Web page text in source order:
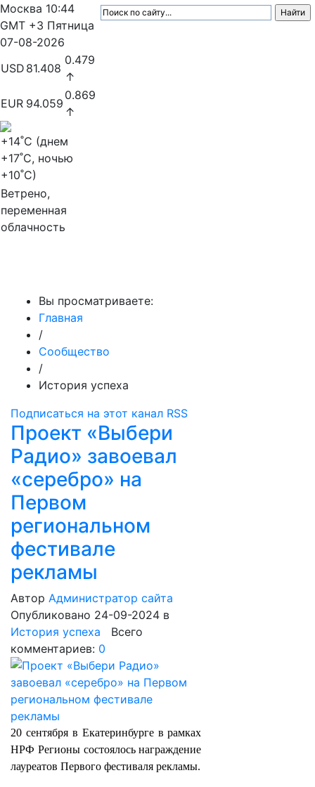
Москва 10:44
GMT +3 Пятница
07-08-2026
USD 81.408
0.479
↑
EUR 94.059
0.869
↑
+14˚C (днем
+17˚C, ночью
+10˚C)
Ветрено,
переменная
облачность
Вы просматриваете:
Главная
/
Сообщество
/
История успеха
Подписаться на этот канал RSS
Проект «Выбери
Радио» завоевал
«серебро» на
Первом
региональном
фестивале
рекламы
Автор Администратор сайта
Опубликовано 24-09-2024 в
История успеха Всего
комментариев: 0
20 сентября в Екатеринбурге в рамках
НРФ Регионы состоялось награждение
лауреатов Первого фестиваля рекламы.